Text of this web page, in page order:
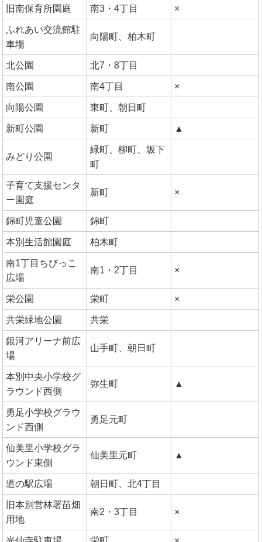
旧南保育所園庭 南3・4丁目 ×
ふれあい交流館駐
車場
向陽町、柏木町
北公園 北7・8丁目
南公園 南4丁目 ×
向陽公園 東町、朝日町
新町公園 新町 ▲
みどり公園
緑町、柳町、坂下
町
子育て支援センタ
ー園庭
新町 ×
錦町児童公園 錦町
本別生活館園庭 柏木町
南1丁目ちびっこ
広場
南1・2丁目 ×
栄公園 栄町 ×
共栄緑地公園 共栄
銀河アリーナ前広
場
山手町、朝日町
本別中央小学校グ
ラウンド西側
弥生町 ▲
勇足小学校グラウ
ンド西側
勇足元町
仙美里小学校グラ
ウンド東側
仙美里元町 ▲
道の駅広場 朝日町、北4丁目
旧本別営林署苗畑
用地
南2・3丁目 ×